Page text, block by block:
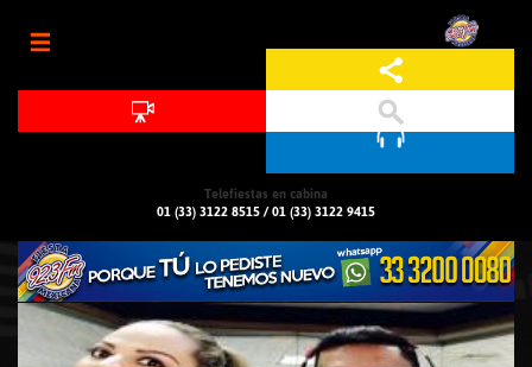
Telefiestas en cabina
01 (33) 3122 8515 /01 (33) 3122 9415